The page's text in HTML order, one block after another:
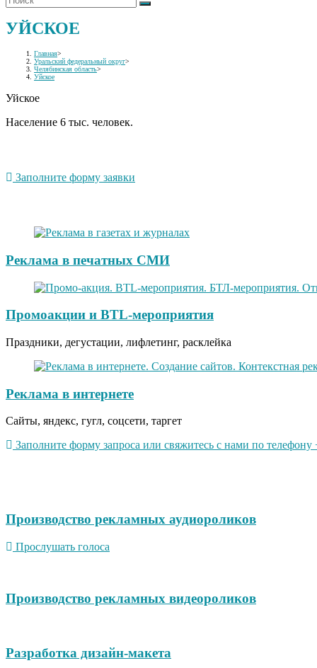
УЙСКОЕ
Главная>
Уральский федеральный округ>
Челябинская область>
Уйское
Уйское
Население 6 тыс. человек.
Заполните форму заявки
Реклама в печатных СМИ
Промоакции и BTL-мероприятия
Праздники, дегустации, лифлетинг, расклейка
Реклама в интернете
Сайты, яндекс, гугл, соцсети, таргет
Заполните форму запроса или свяжитесь с нами по
Производство рекламных аудиороликов
Прослушать голоса
Производство рекламных видеороликов
Разработка дизайн-макета